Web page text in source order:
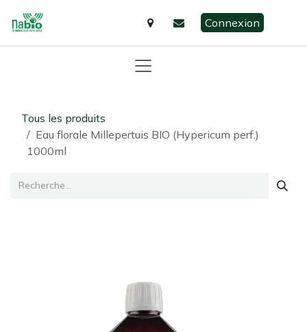
Connexion
Tous les produits
Eau florale Millepertuis BIO (Hypericum perf.)
1000ml